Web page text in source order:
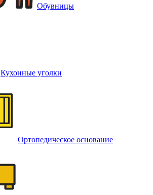
Обувницы
Кухонные уголки
Ортопедическое основание